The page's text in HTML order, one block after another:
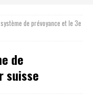
de prévoyance et le 3e
de
suisse